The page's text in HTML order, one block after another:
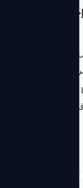
مبنية على
ولا يحول
يبقى جزء
هذه
أساسي ل...